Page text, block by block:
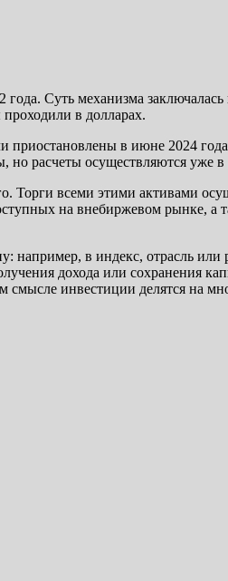
Суть механизма
в долларах.
приостановлены в июне 2024
но расчеты осуществляются уже в
всеми этими активами
на внебиржевом рынке,
в индекс, отрасль
дохода или сохранения
инвестиции делятся на